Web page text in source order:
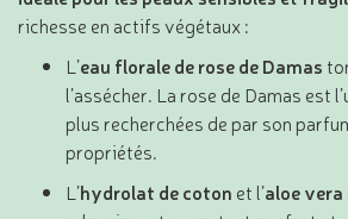
richesse en actifs végétaux :
L’eau florale de rose de Damas
l’assécher. La rose de Damas est
plus recherchées de par son
propriétés.
L’hydrolat de coton et l’aloe vera